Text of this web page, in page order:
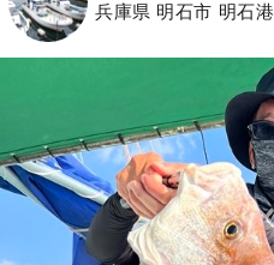
兵庫県 明石市 明石港